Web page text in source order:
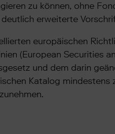
zu können, ohne
erweiterte
europäischen
(European Securities
und dem darin
Katalog mindestens